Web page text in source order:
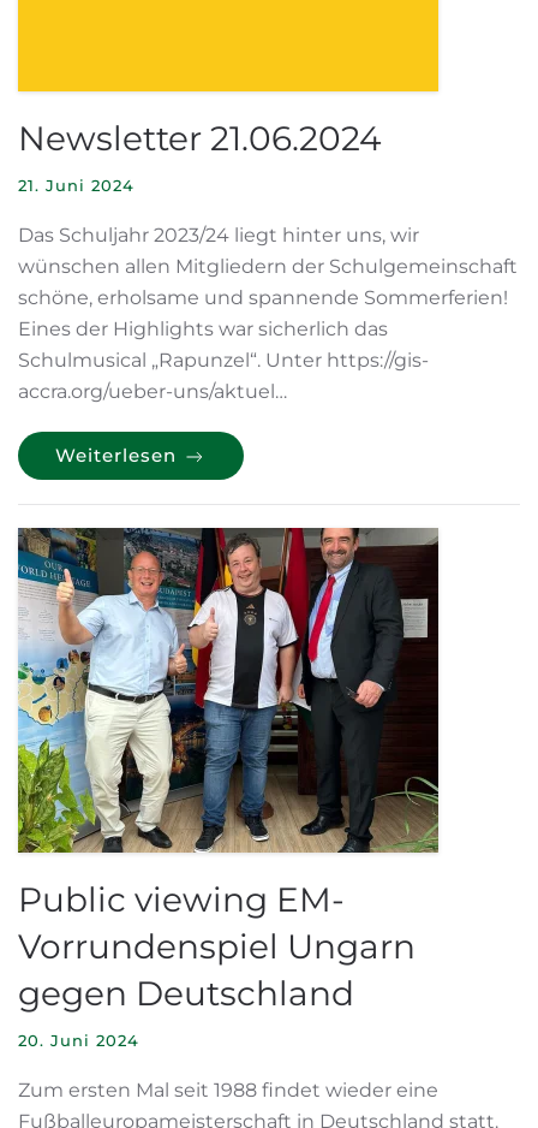
Newsletter 21.06.2024
21. Juni 2024
Das Schuljahr 2023/24 liegt hinter uns, wir
wünschen allen Mitgliedern der Schulgemeinschaft
schöne, erholsame und spannende Sommerferien!
Eines der Highlights war sicherlich das
Schulmusical „Rapunzel“. Unter https://gis-
accra.org/ueber-uns/aktuel…
Weiterlesen
Public viewing EM-
Vorrundenspiel Ungarn
gegen Deutschland
20. Juni 2024
Zum ersten Mal seit 1988 findet wieder eine
Fußballeuropameisterschaft in Deutschland statt.